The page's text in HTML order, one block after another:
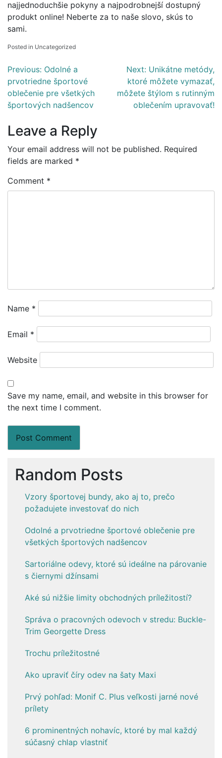
najjednoduchšie pokyny a najpodrobnejší dostupný
produkt online! Neberte za to naše slovo, skús to
sami.
Posted in Uncategorized
Post
navigation
Previous: Odolné a
prvotriedne športové
oblečenie pre všetkých
športových nadšencov
Next: Unikátne metódy,
ktoré môžete vymazať,
môžete štýlom s rutinným
oblečením upravovať!
Leave a Reply
Your email address will not be published. Required
fields are marked *
Comment *
Name *
Email *
Website
Save my name, email, and website in this browser for
the next time I comment.
Random Posts
Vzory športovej bundy, ako aj to, prečo
požadujete investovať do nich
Odolné a prvotriedne športové oblečenie pre
všetkých športových nadšencov
Sartoriálne odevy, ktoré sú ideálne na párovanie
s čiernymi džínsami
Aké sú nižšie limity obchodných príležitostí?
Správa o pracovných odevoch v stredu: Buckle-
Trim Georgette Dress
Trochu príležitostné
Ako upraviť číry odev na šaty Maxi
Prvý pohľad: Monif C. Plus veľkosti jarné nové
prílety
6 prominentných nohavíc, ktoré by mal každý
súčasný chlap vlastniť